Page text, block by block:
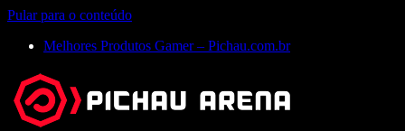
Pular para o conteúdo
Melhores Produtos Gamer – Pichau.com.br